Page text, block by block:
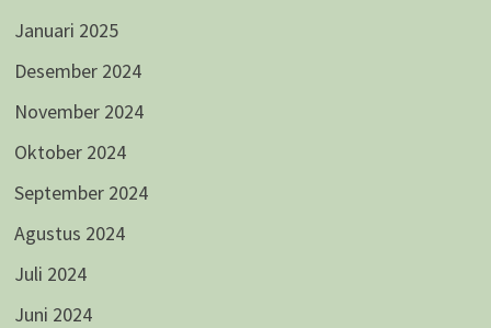
Januari 2025
Desember 2024
November 2024
Oktober 2024
September 2024
Agustus 2024
Juli 2024
Juni 2024